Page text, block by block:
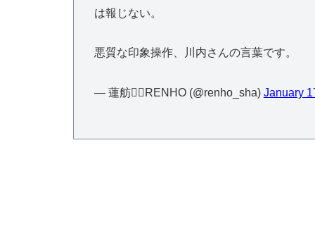
は報じない。
悪質な印象操作、川内さんの言葉です。
— 蓮舫🙋‍♀️RENHO (@renho_sha) January